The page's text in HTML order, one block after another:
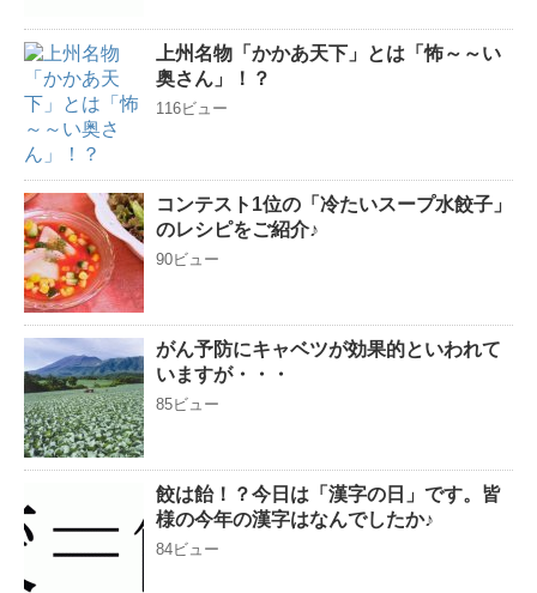
上州名物「かかあ天下」とは「怖～～い
奥さん」！？
116ビュー
コンテスト1位の「冷たいスープ水餃子」
のレシピをご紹介♪
90ビュー
がん予防にキャベツが効果的といわれて
いますが・・・
85ビュー
餃は飴！？今日は「漢字の日」です。皆
様の今年の漢字はなんでしたか♪
84ビュー